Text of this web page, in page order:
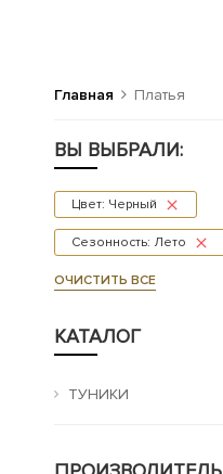
Главная Платья
ВЫ ВЫБРАЛИ:
Цвет: Черный
Сезонность: Лето
ОЧИСТИТЬ ВСЕ
КАТАЛОГ
ТУНИКИ